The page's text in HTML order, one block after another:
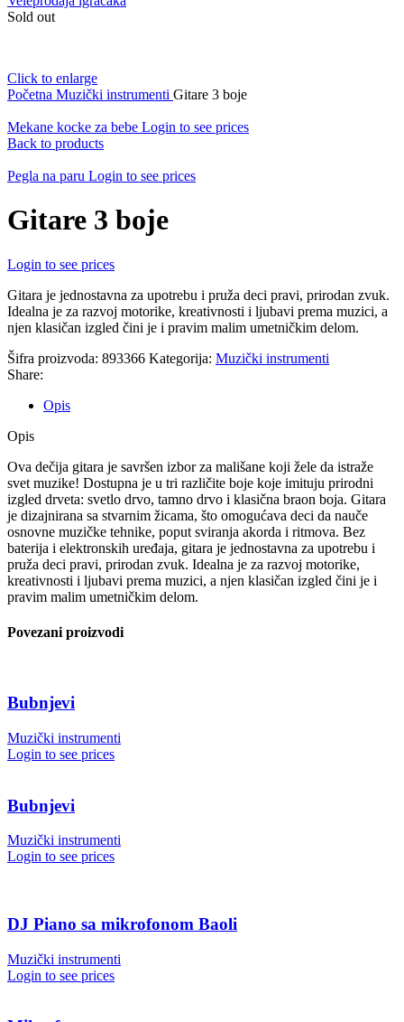
Sold out
Click to enlarge
Početna Muzički instrumenti Gitare 3 boje
Mekane kocke za bebe Login to see prices
Back to products
Pegla na paru Login to see prices
Gitare 3 boje
Login to see prices
Gitara je jednostavna za upotrebu i pruža deci pravi, prirodan zvuk.
Idealna je za razvoj motorike, kreativnosti i ljubavi prema muzici, a
njen klasičan izgled čini je i pravim malim umetničkim delom.
Šifra proizvoda: 893366 Kategorija: Muzički instrumenti
Share:
Opis
Opis
Ova dečija gitara je savršen izbor za mališane koji žele da istraže
svet muzike! Dostupna je u tri različite boje koje imituju prirodni
izgled drveta: svetlo drvo, tamno drvo i klasična braon boja. Gitara
je dizajnirana sa stvarnim žicama, što omogućava deci da nauče
osnovne muzičke tehnike, poput sviranja akorda i ritmova. Bez
baterija i elektronskih uređaja, gitara je jednostavna za upotrebu i
pruža deci pravi, prirodan zvuk. Idealna je za razvoj motorike,
kreativnosti i ljubavi prema muzici, a njen klasičan izgled čini je i
pravim malim umetničkim delom.
Povezani proizvodi
Bubnjevi
Muzički instrumenti
Login to see prices
Bubnjevi
Muzički instrumenti
Login to see prices
DJ Piano sa mikrofonom Baoli
Muzički instrumenti
Login to see prices